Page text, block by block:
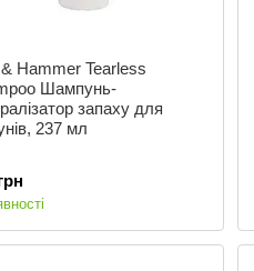
Hammer Tearless
Шампунь-
запаху для
237 мл